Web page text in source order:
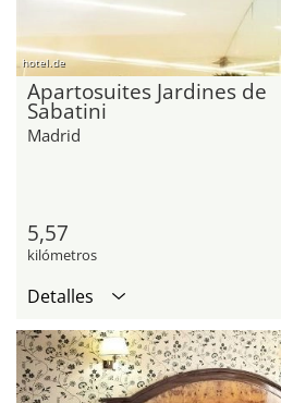
hotel.de
Apartosuites Jardines de
Sabatini
Madrid
5,57
kilómetros
Detalles